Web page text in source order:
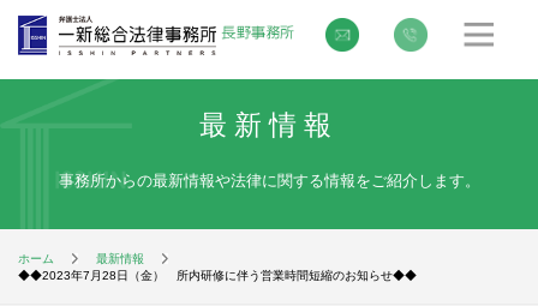
最新情報
事務所からの最新情報や法律に関する情報をご紹介します。
ホーム
最新情報
◆◆2023年7月28日（金） 所内研修に伴う営業時間短縮のお知らせ◆◆​